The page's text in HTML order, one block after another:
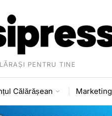
PENTRU TINE
Călărășean Marketing